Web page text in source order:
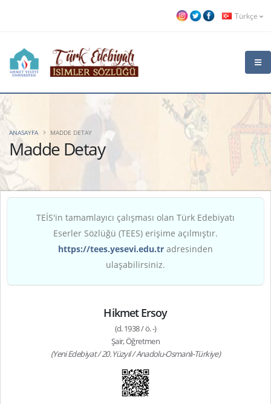
Türkçe
Madde Detay
ANASAYFA MADDE DETAY
TEİS'in tamamlayıcı çalışması olan Türk Edebiyatı
Eserler Sözlüğü (TEES) erişime açılmıştır.
https://tees.yesevi.edu.tr adresinden
ulaşabilirsiniz.
Hikmet Ersoy
(d. 1938 / ö. -)
Şair, Öğretmen
(Yeni Edebiyat / 20. Yüzyıl / Anadolu-Osmanlı-Türkiye)